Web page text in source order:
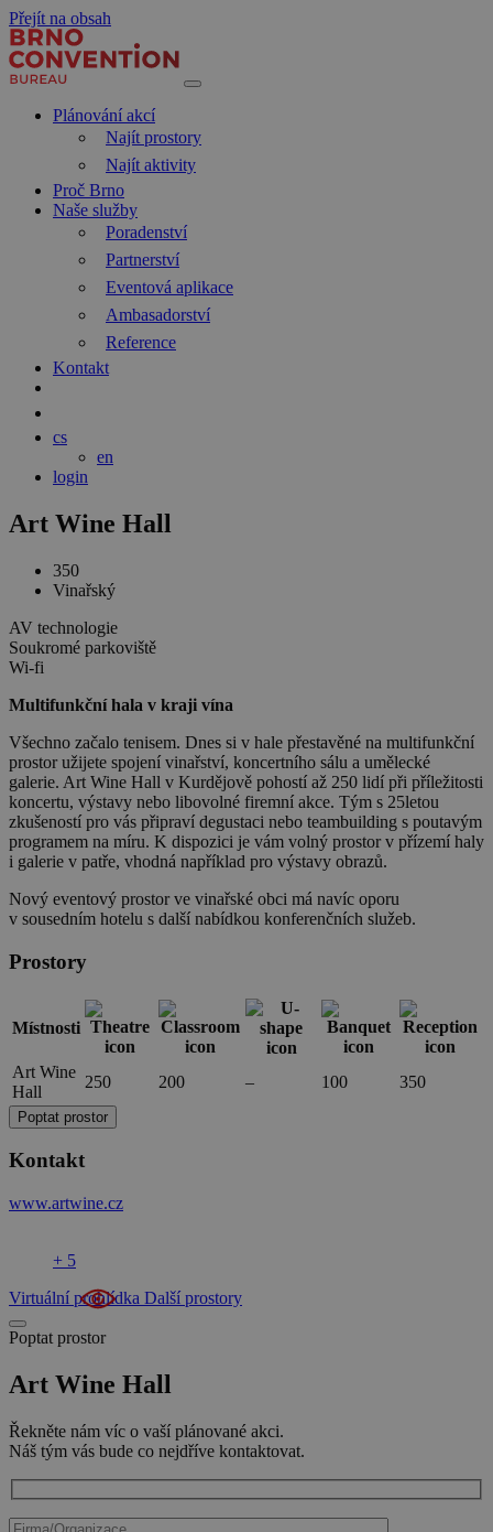
Přejít na obsah
Hlavní
navigace
Plánování akcí
Najít prostory
Najít aktivity
Proč Brno
Naše služby
Poradenství
Partnerství
Eventová aplikace
Ambasadorství
Reference
Kontakt
cs
en
login
Art Wine Hall
350
Vinařský
AV technologie
Soukromé parkoviště
Wi-fi
Multifunkční hala v kraji vína
Všechno začalo tenisem. Dnes si v hale přestavěné na multifunkční
prostor užijete spojení vinařství, koncertního sálu a umělecké
galerie. Art Wine Hall v Kurdějově pohostí až 250 lidí při příležitosti
koncertu, výstavy nebo libovolné firemní akce. Tým s 25letou
zkušeností pro vás připraví degustaci nebo teambuilding s poutavým
programem na míru. K dispozici je vám volný prostor v přízemí haly
i galerie v patře, vhodná například pro výstavy obrazů.
Nový eventový prostor ve vinařské obci má navíc oporu
v sousedním hotelu s další nabídkou konferenčních služeb.
Prostory
Místnosti
Art Wine
Hall
250 200 – 100 350
Poptat prostor
Kontakt
www.artwine.cz
+ 5
Virtuální prohlídka Další prostory
Poptat prostor
Art Wine Hall
Řekněte nám víc o vaší plánované akci.
Náš tým vás bude co nejdříve kontaktovat.